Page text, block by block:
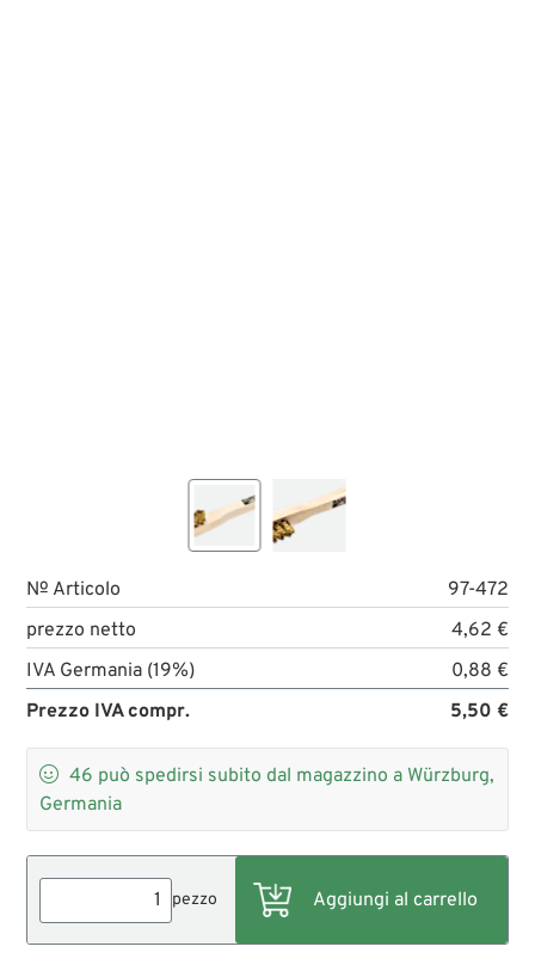
№ Articolo
97-472
prezzo netto
4,62 €
IVA Germania (19%)
0,88 €
Prezzo IVA compr.
5,50 €
 46 può spedirsi subito dal magazzino a Würzburg,
Germania
pezzo